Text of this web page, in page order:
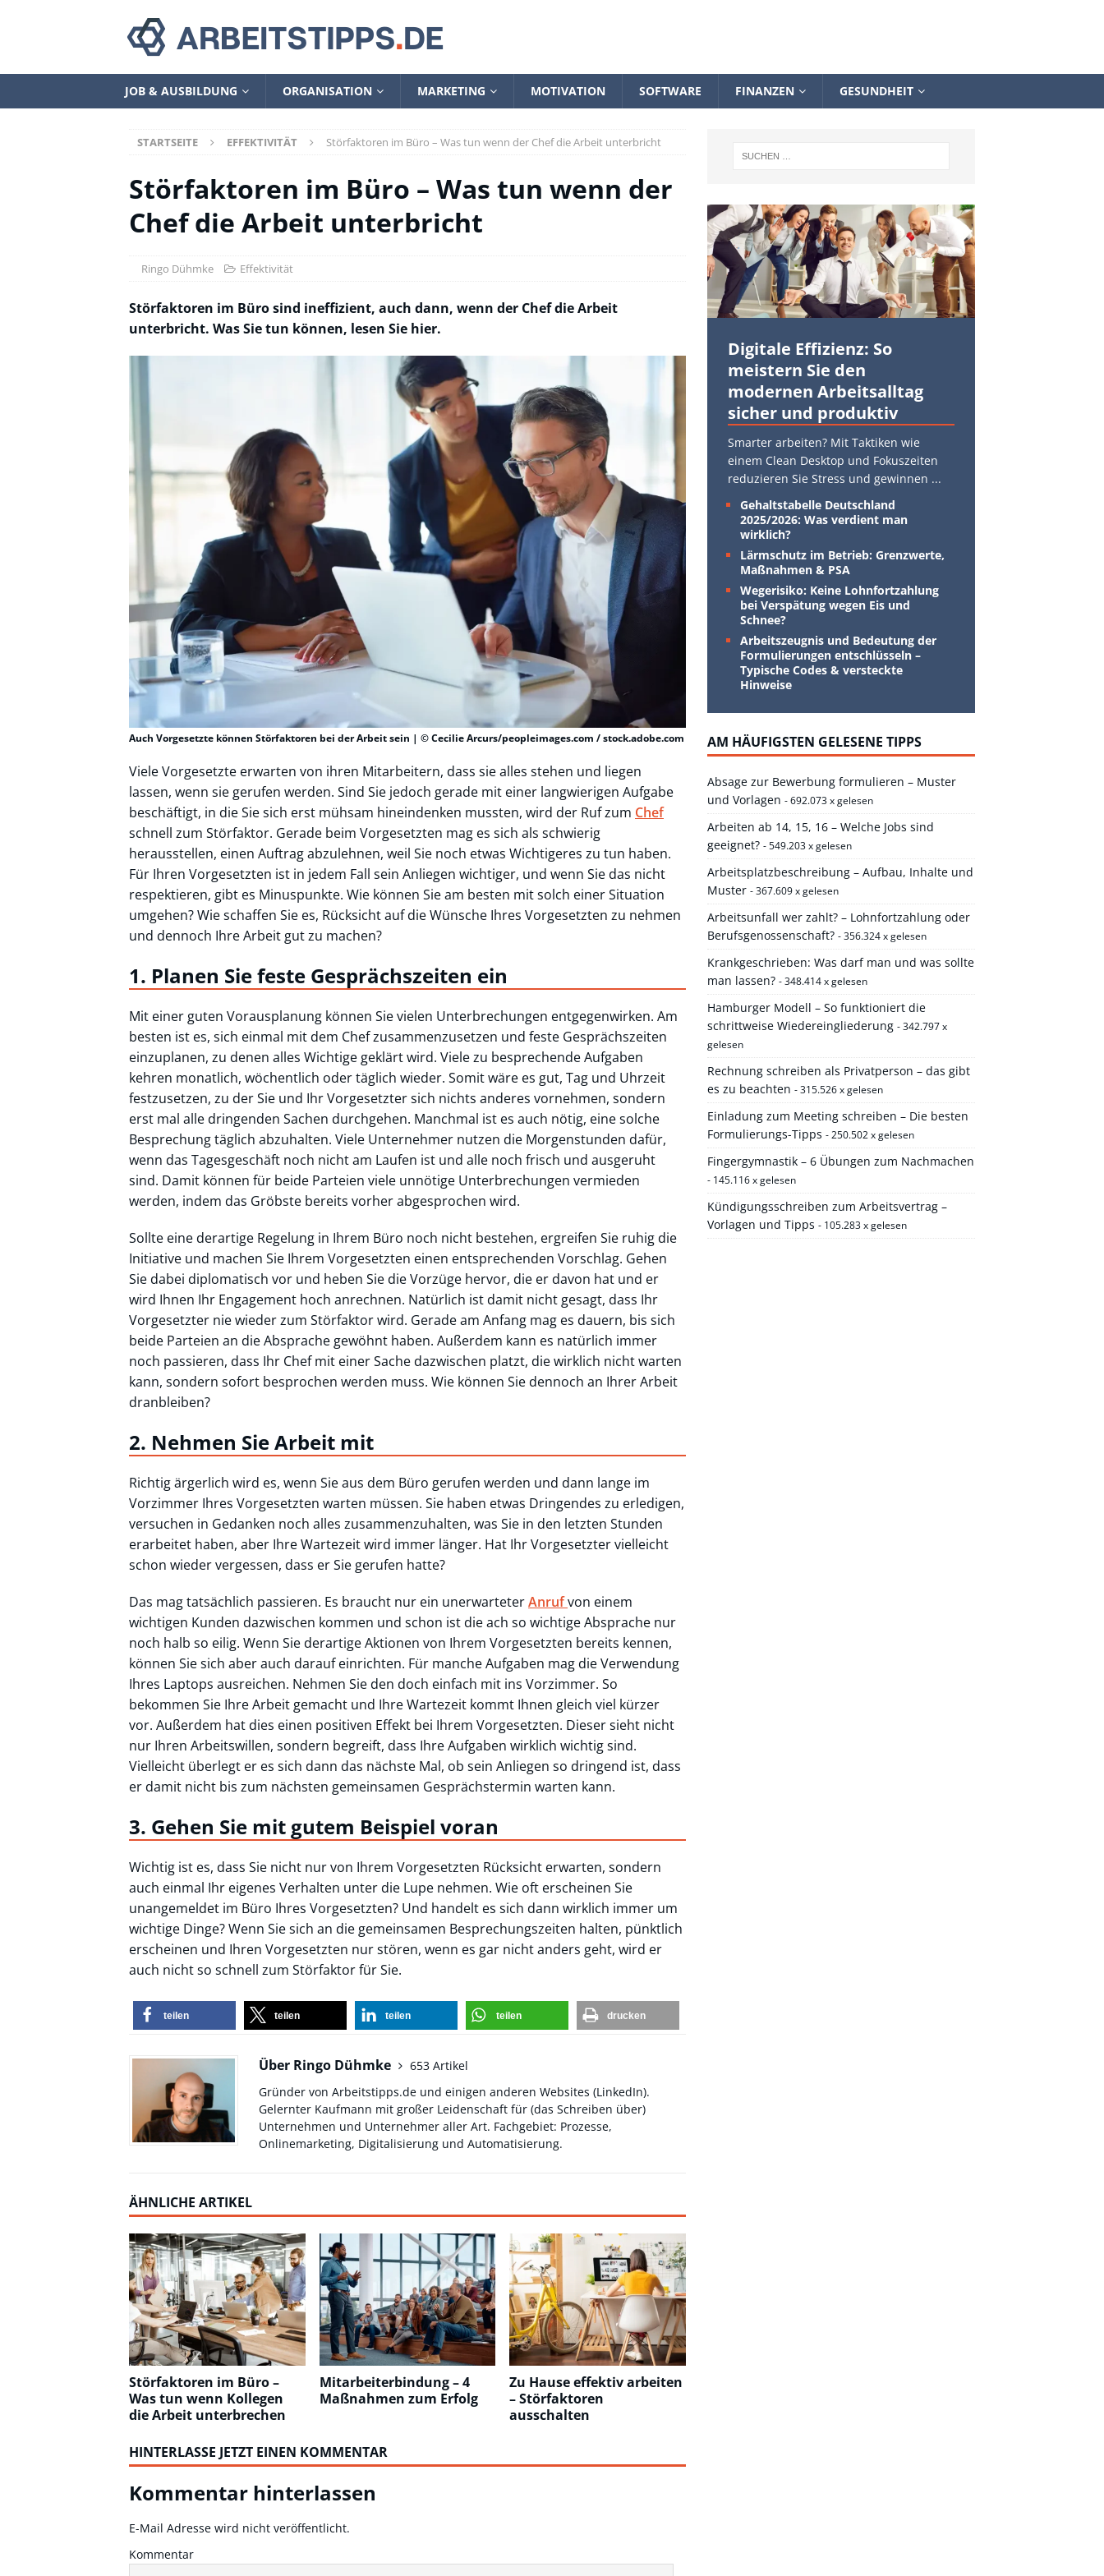
JOB & AUSBILDUNG ORGANISATION MARKETING MOTIVATION SOFTWARE FINANZEN GESUNDHEIT
STARTSEITE EFFEKTIVITÄT Störfaktoren im Büro – Was tun wenn der Chef die Arbeit unterbricht
Störfaktoren im Büro – Was tun wenn der
Chef die Arbeit unterbricht
Ringo Dühmke Effektivität
Störfaktoren im Büro sind ineffizient, auch dann, wenn der Chef die Arbeit
unterbricht. Was Sie tun können, lesen Sie hier.
Auch Vorgesetzte können Störfaktoren bei der Arbeit sein | © Cecilie Arcurs/peopleimages.com / stock.adobe.com
Viele Vorgesetzte erwarten von ihren Mitarbeitern, dass sie alles stehen und liegen
lassen, wenn sie gerufen werden. Sind Sie jedoch gerade mit einer langwierigen Aufgabe
beschäftigt, in die Sie sich erst mühsam hineindenken mussten, wird der Ruf zum Chef
schnell zum Störfaktor. Gerade beim Vorgesetzten mag es sich als schwierig
herausstellen, einen Auftrag abzulehnen, weil Sie noch etwas Wichtigeres zu tun haben.
Für Ihren Vorgesetzten ist in jedem Fall sein Anliegen wichtiger, und wenn Sie das nicht
respektieren, gibt es Minuspunkte. Wie können Sie am besten mit solch einer Situation
umgehen? Wie schaffen Sie es, Rücksicht auf die Wünsche Ihres Vorgesetzten zu nehmen
und dennoch Ihre Arbeit gut zu machen?
1. Planen Sie feste Gesprächszeiten ein
Mit einer guten Vorausplanung können Sie vielen Unterbrechungen entgegenwirken. Am
besten ist es, sich einmal mit dem Chef zusammenzusetzen und feste Gesprächszeiten
einzuplanen, zu denen alles Wichtige geklärt wird. Viele zu besprechende Aufgaben
kehren monatlich, wöchentlich oder täglich wieder. Somit wäre es gut, Tag und Uhrzeit
festzusetzen, zu der Sie und Ihr Vorgesetzter sich nichts anderes vornehmen, sondern
erst mal alle dringenden Sachen durchgehen. Manchmal ist es auch nötig, eine solche
Besprechung täglich abzuhalten. Viele Unternehmer nutzen die Morgenstunden dafür,
wenn das Tagesgeschäft noch nicht am Laufen ist und alle noch frisch und ausgeruht
sind. Damit können für beide Parteien viele unnötige Unterbrechungen vermieden
werden, indem das Gröbste bereits vorher abgesprochen wird.
Sollte eine derartige Regelung in Ihrem Büro noch nicht bestehen, ergreifen Sie ruhig die
Initiative und machen Sie Ihrem Vorgesetzten einen entsprechenden Vorschlag. Gehen
Sie dabei diplomatisch vor und heben Sie die Vorzüge hervor, die er davon hat und er
wird Ihnen Ihr Engagement hoch anrechnen. Natürlich ist damit nicht gesagt, dass Ihr
Vorgesetzter nie wieder zum Störfaktor wird. Gerade am Anfang mag es dauern, bis sich
beide Parteien an die Absprache gewöhnt haben. Außerdem kann es natürlich immer
noch passieren, dass Ihr Chef mit einer Sache dazwischen platzt, die wirklich nicht warten
kann, sondern sofort besprochen werden muss. Wie können Sie dennoch an Ihrer Arbeit
dranbleiben?
2. Nehmen Sie Arbeit mit
Richtig ärgerlich wird es, wenn Sie aus dem Büro gerufen werden und dann lange im
Vorzimmer Ihres Vorgesetzten warten müssen. Sie haben etwas Dringendes zu erledigen,
versuchen in Gedanken noch alles zusammenzuhalten, was Sie in den letzten Stunden
erarbeitet haben, aber Ihre Wartezeit wird immer länger. Hat Ihr Vorgesetzter vielleicht
schon wieder vergessen, dass er Sie gerufen hatte?
Das mag tatsächlich passieren. Es braucht nur ein unerwarteterAnrufvon einem
wichtigen Kunden dazwischen kommen und schon ist die ach so wichtige Absprache nur
noch halb so eilig. Wenn Sie derartige Aktionen von Ihrem Vorgesetzten bereits kennen,
können Sie sich aber auch darauf einrichten. Für manche Aufgaben mag die Verwendung
Ihres Laptops ausreichen. Nehmen Sie den doch einfach mit ins Vorzimmer. So
bekommen Sie Ihre Arbeit gemacht und Ihre Wartezeit kommt Ihnen gleich viel kürzer
vor. Außerdem hat dies einen positiven Effekt bei Ihrem Vorgesetzten. Dieser sieht nicht
nur Ihren Arbeitswillen, sondern begreift, dass Ihre Aufgaben wirklich wichtig sind.
Vielleicht überlegt er es sich dann das nächste Mal, ob sein Anliegen so dringend ist, dass
er damit nicht bis zum nächsten gemeinsamen Gesprächstermin warten kann.
3. Gehen Sie mit gutem Beispiel voran
Wichtig ist es, dass Sie nicht nur von Ihrem Vorgesetzten Rücksicht erwarten, sondern
auch einmal Ihr eigenes Verhalten unter die Lupe nehmen. Wie oft erscheinen Sie
unangemeldet im Büro Ihres Vorgesetzten? Und handelt es sich dann wirklich immer um
wichtige Dinge? Wenn Sie sich an die gemeinsamen Besprechungszeiten halten, pünktlich
erscheinen und Ihren Vorgesetzten nur stören, wenn es gar nicht anders geht, wird er
auch nicht so schnell zum Störfaktor für Sie.
teilen teilen teilen teilen drucken
Über Ringo Dühmke
653 Artikel
Gründer von Arbeitstipps.de und einigen anderen Websites (LinkedIn).
Gelernter Kaufmann mit großer Leidenschaft für (das Schreiben über)
Unternehmen und Unternehmer aller Art. Fachgebiet: Prozesse,
Onlinemarketing, Digitalisierung und Automatisierung.
ÄHNLICHE ARTIKEL
Störfaktoren im Büro –
Was tun wenn Kollegen
die Arbeit unterbrechen
Mitarbeiterbindung – 4
Maßnahmen zum Erfolg
Zu Hause effektiv arbeiten
– Störfaktoren
ausschalten
HINTERLASSE JETZT EINEN KOMMENTAR
Kommentar hinterlassen
E-Mail Adresse wird nicht veröffentlicht.
Kommentar
Digitale Effizienz: So
meistern Sie den
modernen Arbeitsalltag
sicher und produktiv
Smarter arbeiten? Mit Taktiken wie
einem Clean Desktop und Fokuszeiten
reduzieren Sie Stress und gewinnen ...
Gehaltstabelle Deutschland
2025/2026: Was verdient man
wirklich?
Lärmschutz im Betrieb: Grenzwerte,
Maßnahmen & PSA
Wegerisiko: Keine Lohnfortzahlung
bei Verspätung wegen Eis und
Schnee?
Arbeitszeugnis und Bedeutung der
Formulierungen entschlüsseln –
Typische Codes & versteckte
Hinweise
AM HÄUFIGSTEN GELESENE TIPPS
Absage zur Bewerbung formulieren – Muster
und Vorlagen - 692.073 x gelesen
Arbeiten ab 14, 15, 16 – Welche Jobs sind
geeignet? - 549.203 x gelesen
Arbeitsplatzbeschreibung – Aufbau, Inhalte und
Muster - 367.609 x gelesen
Arbeitsunfall wer zahlt? – Lohnfortzahlung oder
Berufsgenossenschaft? - 356.324 x gelesen
Krankgeschrieben: Was darf man und was sollte
man lassen? - 348.414 x gelesen
Hamburger Modell – So funktioniert die
schrittweise Wiedereingliederung - 342.797 x
gelesen
Rechnung schreiben als Privatperson – das gibt
es zu beachten - 315.526 x gelesen
Einladung zum Meeting schreiben – Die besten
Formulierungs-Tipps - 250.502 x gelesen
Fingergymnastik – 6 Übungen zum Nachmachen
- 145.116 x gelesen
Kündigungsschreiben zum Arbeitsvertrag –
Vorlagen und Tipps - 105.283 x gelesen